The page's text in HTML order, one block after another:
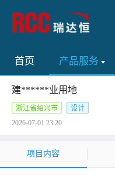
首页 产品服务
建******业用地
浙江省绍兴市
设计
2026-07-01 23:20
项目内容